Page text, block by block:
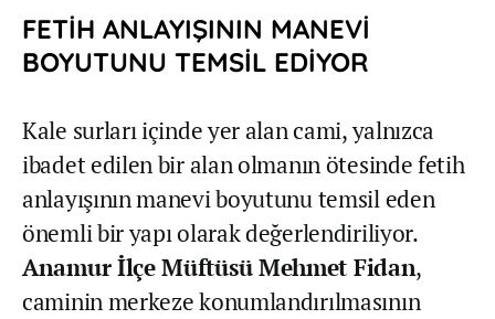
FETİH ANLAYIŞININ MANEVİ
BOYUTUNU TEMSİL EDİYOR
Kale surları içinde yer alan cami, yalnızca
ibadet edilen bir alan olmanın ötesinde fetih
anlayışının manevi boyutunu temsil eden
önemli bir yapı olarak değerlendiriliyor.
Anamur İlçe Müftüsü Mehmet Fidan,
caminin merkeze konumlandırılmasının